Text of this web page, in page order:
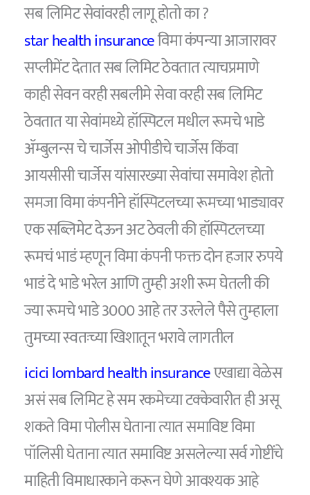
सब लिमिट सेवांवरही लागू होतो का ?
star health insuranceविमा कंपन्या आजारावर
सप्लीमेंट देतात सब लिमिट ठेवतात त्याचप्रमाणे
काही सेवन वरही सबलीमे सेवा वरही सब लिमिट
ठेवतात या सेवांमध्ये हॉस्पिटल मधील रूमचे भाडे
ॲम्बुलन्स चे चार्जेस ओपीडीचे चार्जेस किंवा
आयसीसी चार्जेस यांसारख्या सेवांचा समावेश होतो
समजा विमा कंपनीने हॉस्पिटलच्या रूमच्या भाड्यावर
एक सब्लिमेट देऊन अट ठेवली की हॉस्पिटलच्या
रूमचं भाडं म्हणून विमा कंपनी फक्त दोन हजार रुपये
भाडं दे भाडे भरेल आणि तुम्ही अशी रूम घेतली की
ज्या रूमचे भाडे 3000 आहे तर उरलेले पैसे तुम्हाला
तुमच्या स्वतःच्या खिशातून भरावे लागतील
icici lombard health insuranceएखाद्या वेळेस
असं सब लिमिट हे सम रकमेच्या टक्केवारीत ही असू
शकते विमा पोलीस घेताना त्यात समाविष्ट विमा
पॉलिसी घेताना त्यात समाविष्ट असलेल्या सर्व गोष्टींचे
माहिती विमाधारकाने करून घेणे आवश्यक आहे